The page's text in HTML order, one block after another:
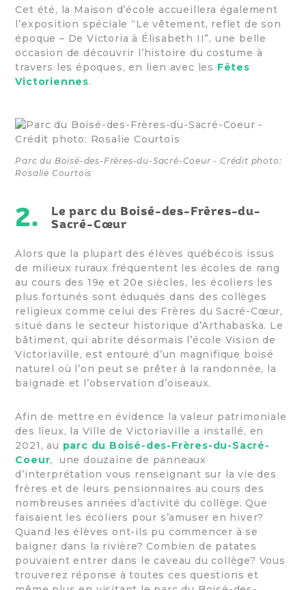
Cet été, la Maison d’école accueillera également
l’exposition spéciale “Le vêtement, reflet de son
époque – De Victoria à Élisabeth II”, une belle
occasion de découvrir l’histoire du costume à
travers les époques, en lien avec les Fêtes
Victoriennes.
Parc du Boisé-des-Frères-du-Sacré-Coeur - Crédit photo:
Rosalie Courtois
2.
Le parc du Boisé-des-Frères-du-
Sacré-Cœur
Alors que la plupart des élèves québécois issus
de milieux ruraux fréquentent les écoles de rang
au cours des 19e et 20e siècles, les écoliers les
plus fortunés sont éduqués dans des collèges
religieux comme celui des Frères du Sacré-Cœur,
situé dans le secteur historique d’Arthabaska. Le
bâtiment, qui abrite désormais l’école Vision de
Victoriaville, est entouré d’un magnifique boisé
naturel où l’on peut se prêter à la randonnée, la
baignade et l’observation d’oiseaux.
Afin de mettre en évidence la valeur patrimoniale
des lieux, la Ville de Victoriaville a installé, en
2021, au parc du Boisé-des-Frères-du-Sacré-
Coeur, une douzaine de panneaux
d’interprétation vous renseignant sur la vie des
frères et de leurs pensionnaires au cours des
nombreuses années d’activité du collège. Que
faisaient les écoliers pour s’amuser en hiver?
Quand les élèves ont-ils pu commencer à se
baigner dans la rivière? Combien de patates
pouvaient entrer dans le caveau du collège? Vous
trouverez réponse à toutes ces questions et